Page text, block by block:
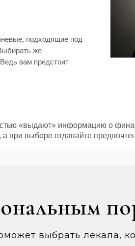
подходящие под
же
вам предстоит
«выдают» информацию о
выборе отдавайте
выбрать лекала,